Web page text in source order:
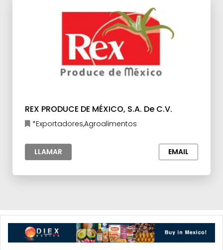
REX PRODUCE DE MÉXICO, S.A. De C.V.
*Exportadores,Agroalimentos
LLAMAR EMAIL